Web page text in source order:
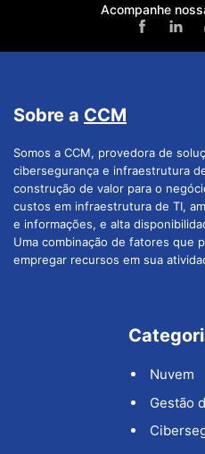
Acompanhe
Sobre a CCM
Somos a CCM, provedora de
cibersegurança e infraestrutura
construção de valor para o
custos em infraestrutura de TI,
e informações, e alta
Uma combinação de fatores que
empregar recursos em sua
Nuvem
Gestão